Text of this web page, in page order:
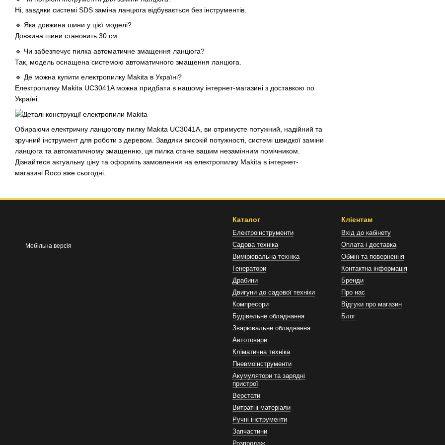
Ні, завдяки системі SDS заміна ланцюга відбувається без інструментів.
🔹 Яка довжина шини у цієї моделі?
Довжина шини становить 30 см.
🔹 Чи забезпечує пилка автоматичне змащення ланцюга?
Так, модель оснащена системою автоматичного змащення ланцюга.
🔹 Де можна купити електропилку Makita в Україні?
Електропилку Makita UC3041A можна придбати в нашому інтернет-магазині з доставкою по
Україні.
Обираючи електричну ланцюгову пилку Makita UC3041A, ви отримуєте потужний, надійний та
зручний інструмент для роботи з деревом. Завдяки високій потужності, системі швидкої заміни
ланцюга та автоматичному змащенню, ця пилка стане вашим незамінним помічником.
Дізнайтеся актуальну ціну та оформіть замовлення на електропилку Makita в інтернет-
магазині Roco вже сьогодні.
Мобільна версія
Каталог
Електроінструменти
Садова техніка
Вимірювальна техніка
Генератори
Драбини
Двигуни до садової техніки
Компресори
Будівельне обладнання
Зварювальне обладнання
Автотовари
Кліматична техніка
Пневмоінструменти
Акумулятори та зарядні
пристрої
Верстати
Витратні матеріали
Ручні інструменти
Запчастини
Розпродаж
Клієнтам
Вхід до кабінету
Оплата і доставка
Обмін та повернення
Контактна інформація
Бренди
Про нас
Відгуки про магазин
Блог